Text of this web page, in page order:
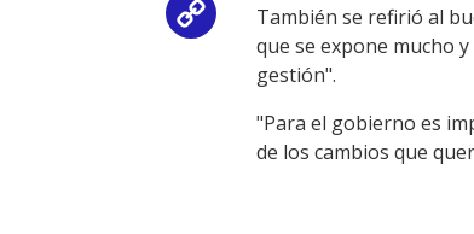
Copy
Link
También se refirió al
que se expone mucho
gestión".
"Para el gobierno es
de los cambios que